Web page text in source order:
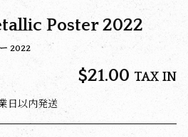
Poster 2022
2022
$‌21.00 TAX IN
日以内発送